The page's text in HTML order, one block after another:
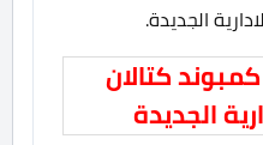
الجديدة.
كمبوند كتالان
الجديدة